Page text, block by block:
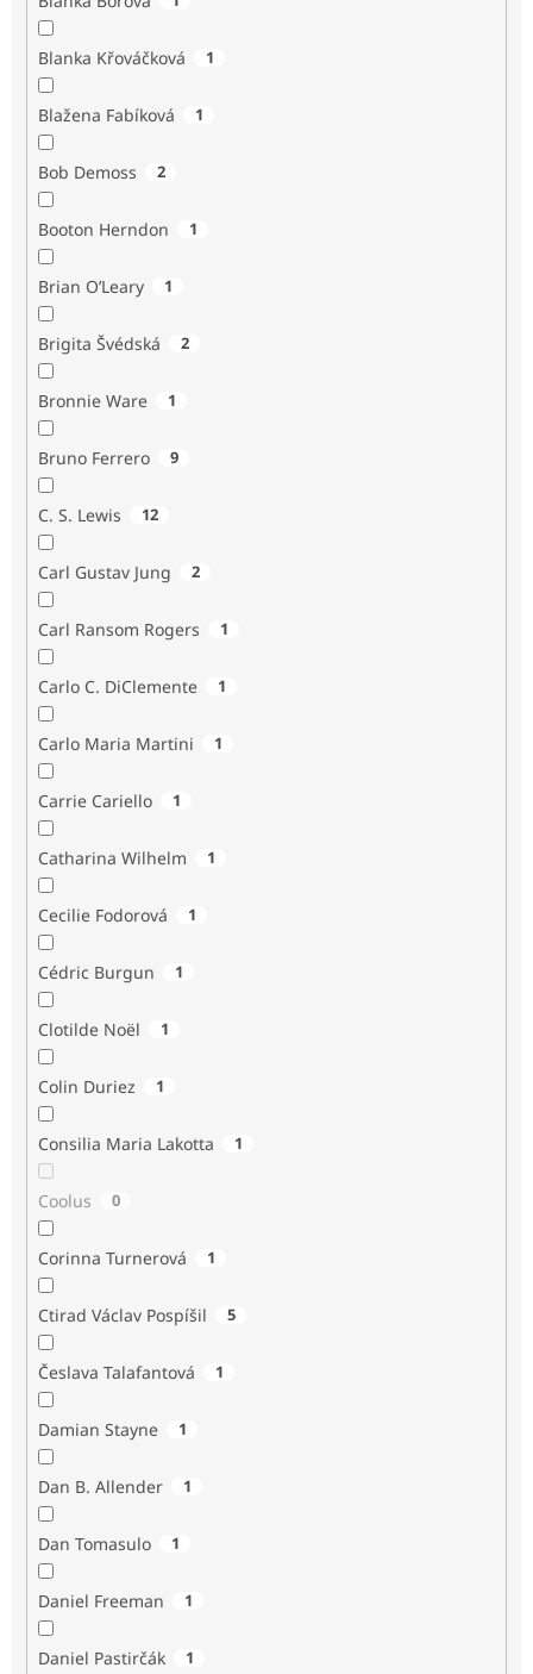
Blanka Křováčková 1
Blažena Fabíková 1
Bob Demoss 2
Booton Herndon 1
Brian O’Leary 1
Brigita Švédská 2
Bronnie Ware 1
Bruno Ferrero 9
C. S. Lewis 12
Carl Gustav Jung 2
Carl Ransom Rogers 1
Carlo C. DiClemente 1
Carlo Maria Martini 1
Carrie Cariello 1
Catharina Wilhelm 1
Cecilie Fodorová 1
Cédric Burgun 1
Clotilde Noël 1
Colin Duriez 1
Consilia Maria Lakotta 1
Coolus 0
Corinna Turnerová 1
Ctirad Václav Pospíšil 5
Česlava Talafantová 1
Damian Stayne 1
Dan B. Allender 1
Dan Tomasulo 1
Daniel Freeman 1
Daniel Pastirčák 1